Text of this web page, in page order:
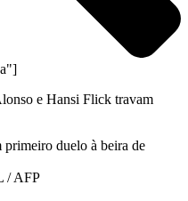
e Hansi Flick travam
/ AFP